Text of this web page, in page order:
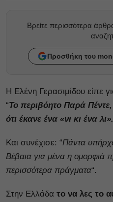
Βρείτε περισσότερα
Προσθήκη του
Η Ελένη Γερασιμίδου είπε
“Το περιβόητο Παρά
ότι έκανε ένα «νι κι ένα
Και συνέχισε: “Πάντα
Βέβαια για μένα η ομορφιά
περισσότερα πράγματα“.
Στην Ελλάδα το να λες το